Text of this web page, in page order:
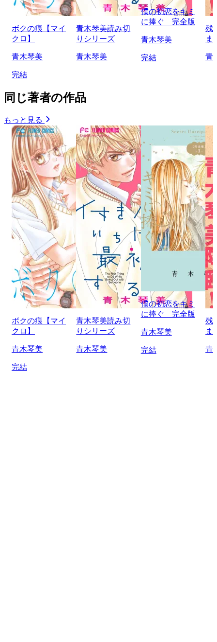
ボクの痕【マイ
クロ】
青木琴美
完結
青木琴美読み切
りシリーズ
青木琴美
僕の初恋をキミ
に捧ぐ 完全版
青木琴美
完結
残
ま
青
同じ著者の作品
もっと見る
ボクの痕【マイ
クロ】
青木琴美
完結
青木琴美読み切
りシリーズ
青木琴美
僕の初恋をキミ
に捧ぐ 完全版
青木琴美
完結
残
ま
青